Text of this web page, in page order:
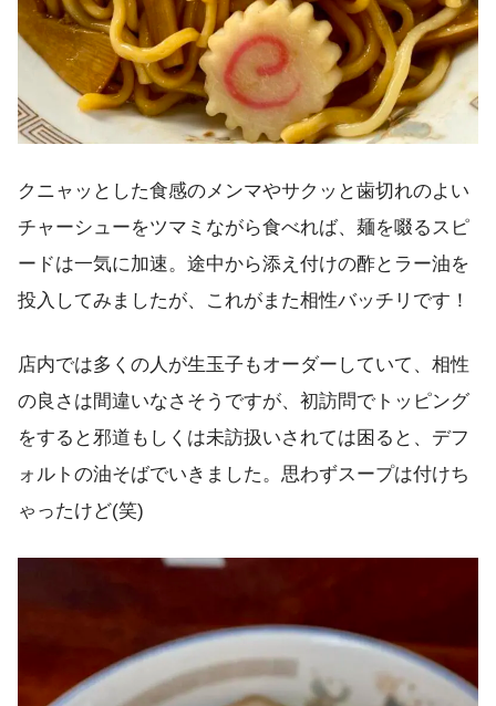
クニャッとした食感のメンマやサクッと歯切れのよい
チャーシューをツマミながら食べれば、麺を啜るスピ
ードは一気に加速。途中から添え付けの酢とラー油を
投入してみましたが、これがまた相性バッチリです！
店内では多くの人が生玉子もオーダーしていて、相性
の良さは間違いなさそうですが、初訪問でトッピング
をすると邪道もしくは未訪扱いされては困ると、デフ
ォルトの油そばでいきました。思わずスープは付けち
ゃったけど(笑)